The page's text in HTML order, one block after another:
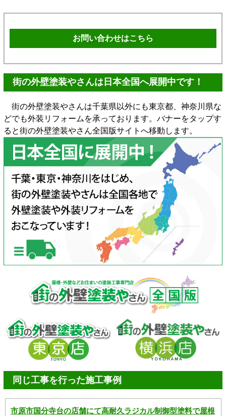
お問い合わせはこちら
街の外壁塗装やさんは日本全国へ展開中です！
街の外壁塗装やさんは千葉県以外にも東京都、神奈川県な
どでも外装リフォームを承っております。バナーをタップす
ると街の外壁塗装やさん全国版サイトへ移動します。
同じ工事を行った施工事例
市原市国分寺台の店舗にて高耐久ラジカル制御型塗料で屋根